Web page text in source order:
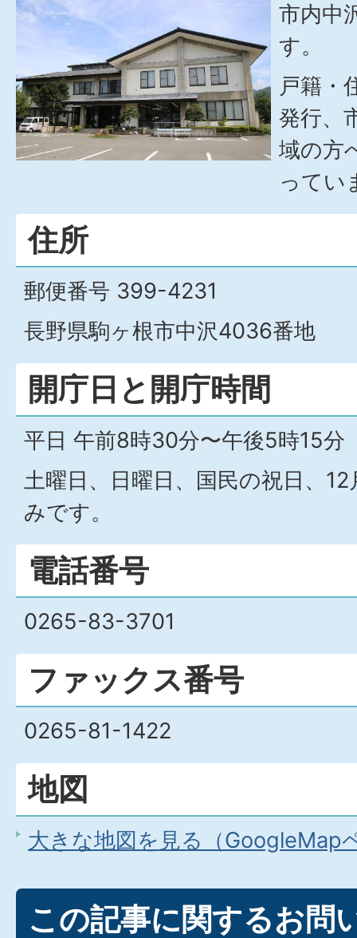
市内中
す。
戸籍・
発行、
域の方
ってい
住所
郵便番号 399-4231
長野県駒ヶ根市中沢4036番地
開庁日と開庁時間
平日 午前8時30分〜午後5時15分
土曜日、日曜日、国民の祝日、
みです。
電話番号
0265-83-3701
ファックス番号
0265-81-1422
地図
大きな地図を見る（GoogleMap
この記事に関するお問